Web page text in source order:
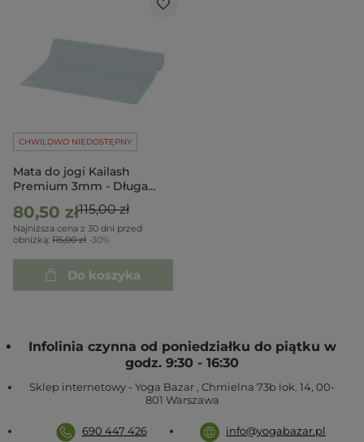
CHWILOWO NIEDOSTĘPNY
Mata do jogi Kailash
Premium 3mm - Długa
200cm - niebieski
80,50 zł115,00 zł
Najniższa cena z 30 dni przed
obniżką: 115,00 zł -30%
Do koszyka
Infolinia czynna od poniedziałku do piątku w
godz. 9:30 - 16:30
Sklep internetowy - Yoga Bazar , Chmielna 73b lok. 14, 00-
801 Warszawa
690 447 426 info@yogabazar.pl